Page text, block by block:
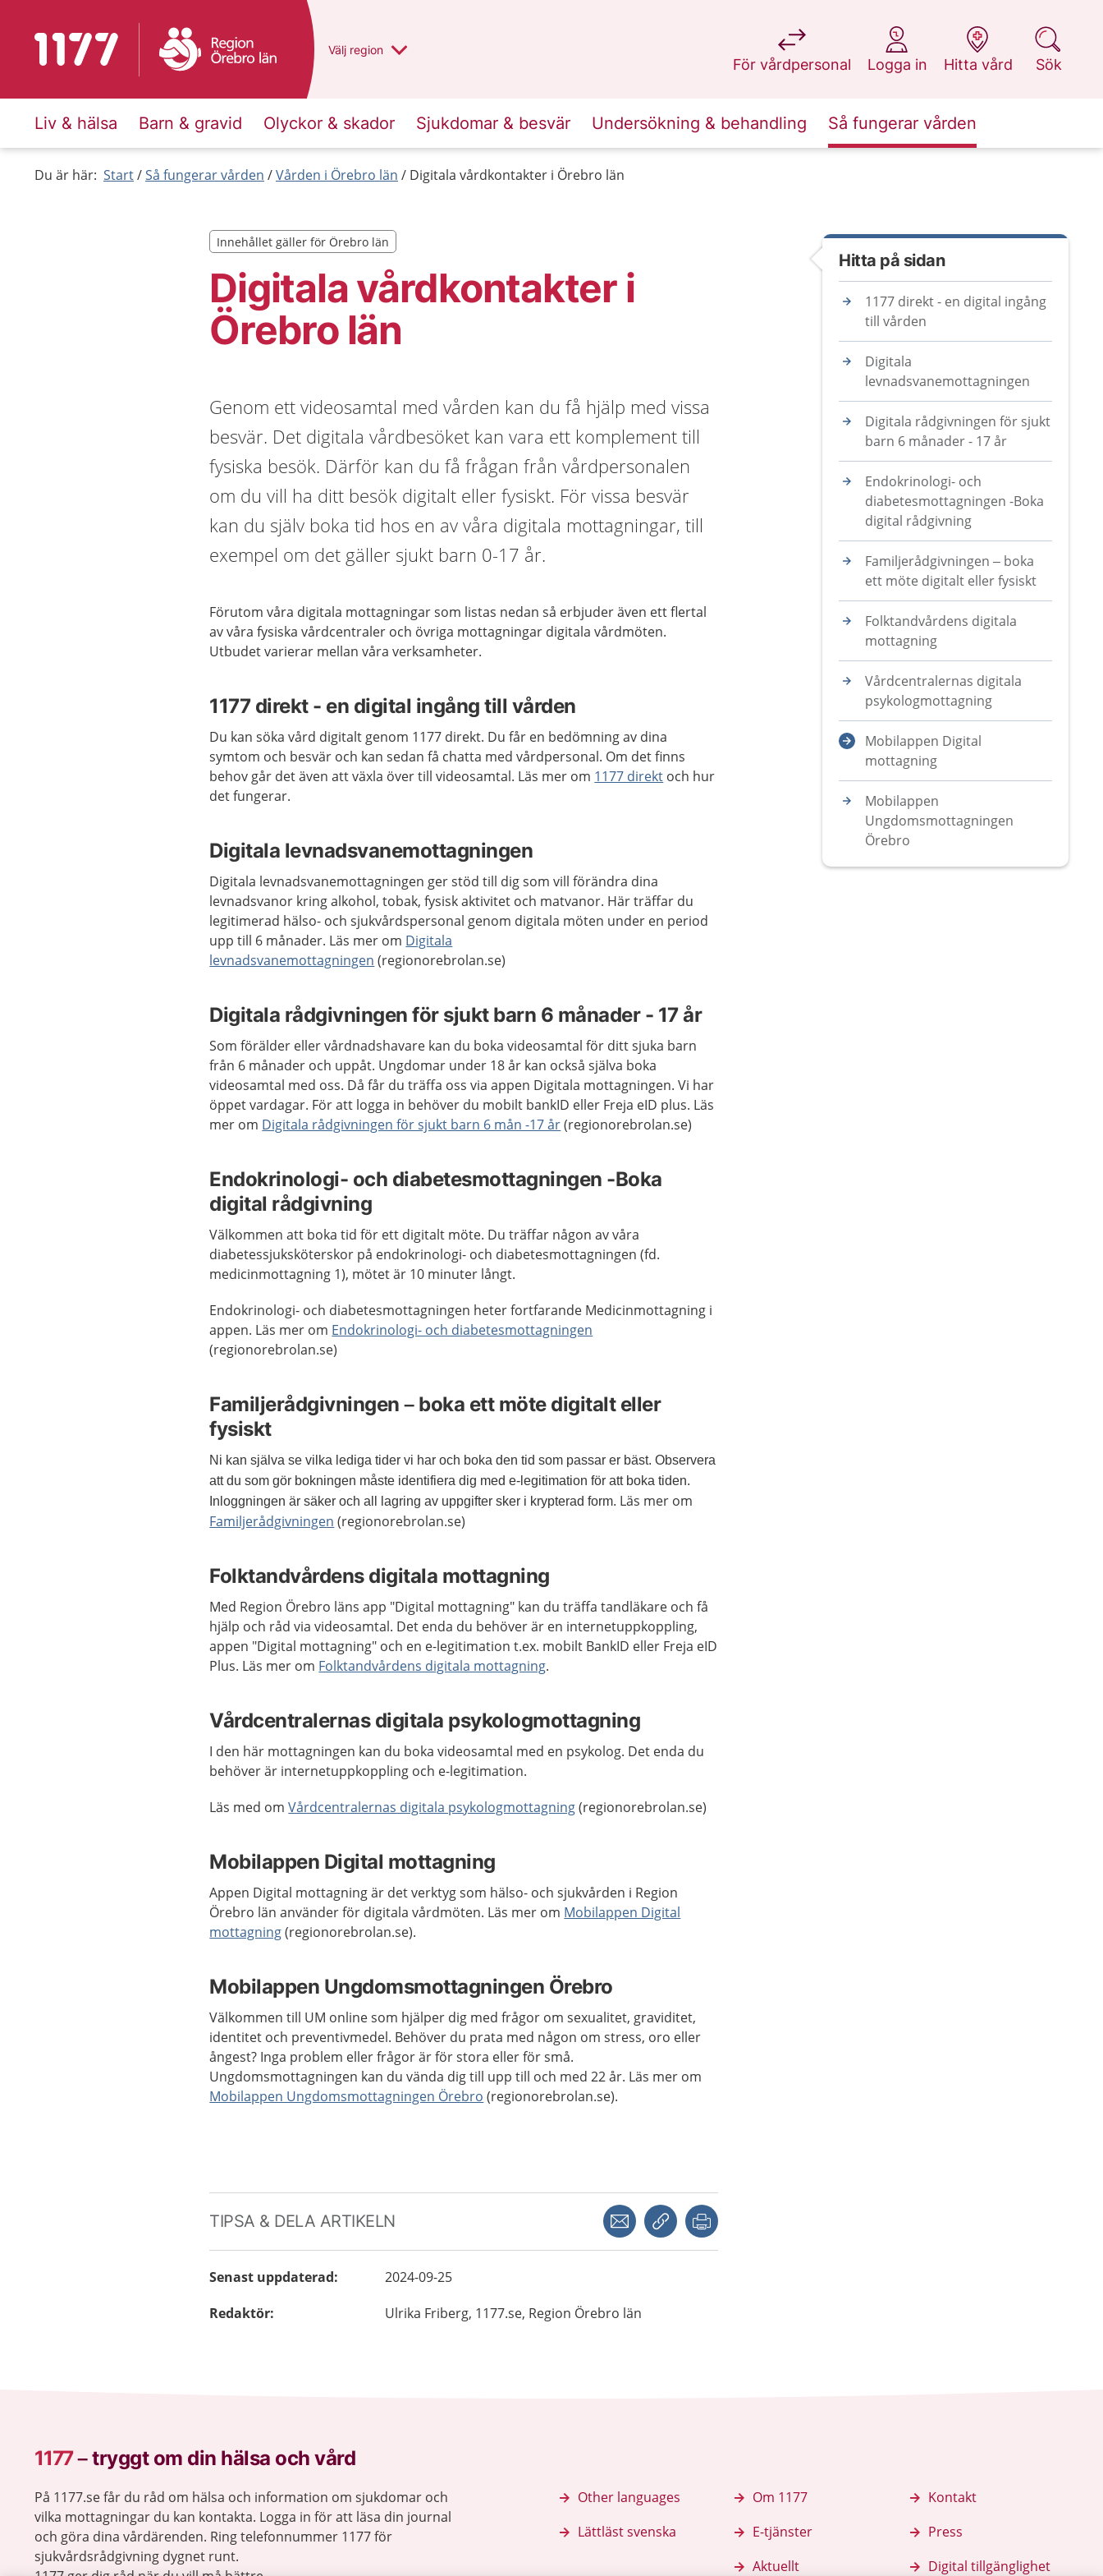
Till startsidan för 1177 Du har valt region
Välj en annan
region
För vårdpersonal
på 1177.se
Logga in
på 1177.se
Hitta vård
på 1177.se
Sök
på 1177.se
Liv & hälsa Barn & gravid Olyckor & skador Sjukdomar & besvär Undersökning & behandling Så fungerar vården
Du är här: Start Så fungerar vården Vården i Örebro län Digitala vårdkontakter i Örebro län
Digitala vårdkontakter i
Örebro län
Innehållet gäller för Örebro län
Innehållet gäller för Örebro län
Genom ett videosamtal med vården kan du få hjälp med vissa
besvär. Det digitala vårdbesöket kan vara ett komplement till
fysiska besök. Därför kan du få frågan från vårdpersonalen
om du vill ha ditt besök digitalt eller fysiskt. För vissa besvär
kan du själv boka tid hos en av våra digitala mottagningar, till
exempel om det gäller sjukt barn 0-17 år.
Förutom våra digitala mottagningar som listas nedan så erbjuder även ett flertal
av våra fysiska vårdcentraler och övriga mottagningar digitala vårdmöten.
Utbudet varierar mellan våra verksamheter.
1177 direkt - en digital ingång till vården
Du kan söka vård digitalt genom 1177 direkt. Du får en bedömning av dina
symtom och besvär och kan sedan få chatta med vårdpersonal. Om det finns
behov går det även att växla över till videosamtal. Läs mer om 1177 direkt och hur
det fungerar.
Digitala levnadsvanemottagningen
Digitala levnadsvanemottagningen ger stöd till dig som vill förändra dina
levnadsvanor kring alkohol, tobak, fysisk aktivitet och matvanor. Här träffar du
legitimerad hälso- och sjukvårdspersonal genom digitala möten under en period
upp till 6 månader. Läs mer om Digitala
levnadsvanemottagningen (regionorebrolan.se)
Digitala rådgivningen för sjukt barn 6 månader - 17 år
Som förälder eller vårdnadshavare kan du boka videosamtal för ditt sjuka barn
från 6 månader och uppåt. Ungdomar under 18 år kan också själva boka
videosamtal med oss. Då får du träffa oss via appen Digitala mottagningen. Vi har
öppet vardagar. För att logga in behöver du mobilt bankID eller Freja eID plus. Läs
mer om Digitala rådgivningen för sjukt barn 6 mån -17 år(regionorebrolan.se)
Endokrinologi- och diabetesmottagningen -Boka
digital rådgivning
Välkommen att boka tid för ett digitalt möte. Du träffar någon av våra
diabetessjuksköterskor på endokrinologi- och diabetesmottagningen (fd.
medicinmottagning 1), mötet är 10 minuter långt.
Endokrinologi- och diabetesmottagningen heter fortfarande Medicinmottagning i
appen. Läs mer om Endokrinologi- och diabetesmottagningen
(regionorebrolan.se)
Familjerådgivningen – boka ett möte digitalt eller
fysiskt
Ni kan själva se vilka lediga tider vi har och boka den tid som passar er bäst. Observera
att du som gör bokningen måste identifiera dig med e-legitimation för att boka tiden.
Inloggningen är säker och all lagring av uppgifter sker i krypterad form. Läs mer om
Familjerådgivningen (regionorebrolan.se)
Folktandvårdens digitala mottagning
Med Region Örebro läns app "Digital mottagning" kan du träffa tandläkare och få
hjälp och råd via videosamtal. Det enda du behöver är en internetuppkoppling,
appen "Digital mottagning" och en e-legitimation t.ex. mobilt BankID eller Freja eID
Plus. Läs mer om Folktandvårdens digitala mottagning.
Vårdcentralernas digitala psykologmottagning
I den här mottagningen kan du boka videosamtal med en psykolog. Det enda du
behöver är internetuppkoppling och e-legitimation.
Läs med omVårdcentralernas digitala psykologmottagning(regionorebrolan.se)
Mobilappen Digital mottagning
Appen Digital mottagning är det verktyg som hälso- och sjukvården i Region
Örebro län använder för digitala vårdmöten. Läs mer om Mobilappen Digital
mottagning(regionorebrolan.se).
Mobilappen Ungdomsmottagningen Örebro
Välkommen till UM online som hjälper dig med frågor om sexualitet, graviditet,
identitet och preventivmedel. Behöver du prata med någon om stress, oro eller
ångest? Inga problem eller frågor är för stora eller för små.
Ungdomsmottagningen kan du vända dig till upp till och med 22 år. Läs mer om
Mobilappen Ungdomsmottagningen Örebro (regionorebrolan.se).
TIPSA & DELA ARTIKELN Dela via mejlKopiera länk
Senast uppdaterad:
2024-09-25
Redaktör: Ulrika Friberg, 1177.se, Region Örebro län
Hitta på sidan
1177 direkt - en digital ingång
till vården
Digitala
levnadsvanemottagningen
Digitala rådgivningen för sjukt
barn 6 månader - 17 år
Endokrinologi- och
diabetesmottagningen -Boka
digital rådgivning
Familjerådgivningen – boka
ett möte digitalt eller fysiskt
Folktandvårdens digitala
mottagning
Vårdcentralernas digitala
psykologmottagning
Mobilappen Digital
mottagning
Mobilappen
Ungdomsmottagningen
Örebro
1177–tryggt om din hälsa och vård
På 1177.se får du råd om hälsa och information om sjukdomar och
vilka mottagningar du kan kontakta. Logga in för att läsa din journal
och göra dina vårdärenden. Ring telefonnummer 1177 för
sjukvårdsrådgivning dygnet runt.
Other languages
Lättläst svenska
Om 1177
E-tjänster
Aktuellt
Kontakt
Press
Digital tillgänglighet